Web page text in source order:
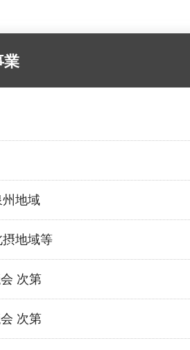
業
地域
地域等
次第
次第